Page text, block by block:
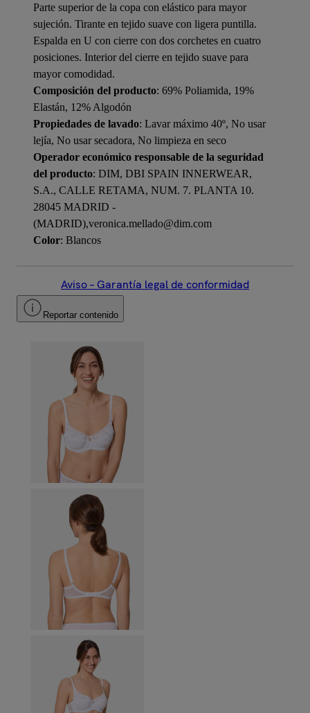
Parte superior de la copa con elástico para mayor
sujeción. Tirante en tejido suave con ligera puntilla.
Espalda en U con cierre con dos corchetes en cuatro
posiciones. Interior del cierre en tejido suave para
mayor comodidad.
Composición del producto: 69% Poliamida, 19%
Elastán, 12% Algodón
Propiedades de lavado: Lavar máximo 40º, No usar
lejía, No usar secadora, No limpieza en seco
Operador económico responsable de la seguridad
del producto: DIM, DBI SPAIN INNERWEAR,
S.A., CALLE RETAMA, NUM. 7. PLANTA 10.
28045 MADRID -
(MADRID),veronica.mellado@dim.com
Color: Blancos
Aviso – Garantía legal de conformidad
Reportar contenido